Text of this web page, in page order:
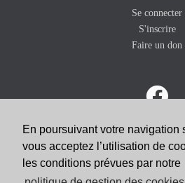
En poursuivant votre navigation
vous acceptez l’utilisation de
les conditions prévues par notre
Se connecter
S'inscrire
Faire un don
ABONNEZ-